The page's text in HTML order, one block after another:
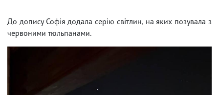
До допису Софія додала серію світлин, на яких позувала з
червоними тюльпанами.